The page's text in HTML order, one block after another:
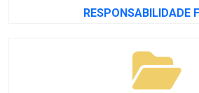
RESPONSABILIDADE